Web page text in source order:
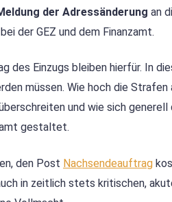
der Adressänderung an
der GEZ und dem Finanzamt.
des Einzugs bleiben hierfür. In
müssen. Wie hoch die
und wie sich generell
gestaltet.
den Post Nachsendeauftrag
in zeitlich stets kritischen,